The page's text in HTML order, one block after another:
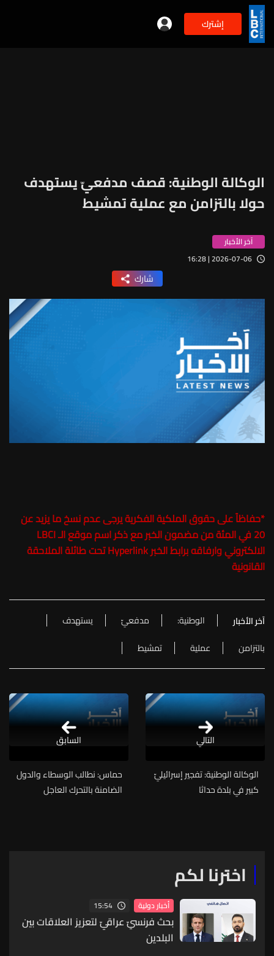
إشترك
الوكالة الوطنية: قصف مدفعيّ يستهدف
حولا بالتزامن مع عملية تمشيط
آخر الأخبار
2026-07-06 | 16:28
شارك
*حفاظاً على حقوق الملكية الفكرية يرجى عدم نسخ ما يزيد عن
20 في المئة من مضمون الخبر مع ذكر اسم موقع الـ LBCI
الالكتروني وارفاقه برابط الخبر Hyperlink تحت طائلة الملاحقة
القانونية
آخر الأخبار الوطنية: مدفعيّ
يستهدف
بالتزامن
عملية تمشيط
التالي
الوكالة الوطنية: تفجير إسرائيليّ
كبير في بلدة حداثا
حماس: نطالب الوسطاء والدول
الضامنة بالتحرك العاجل
السابق
اخترنا لكم
أخبار دولية 15:54
بحث فرنسيّ عراقيّ لتعزيز العلاقات بين
البلدين